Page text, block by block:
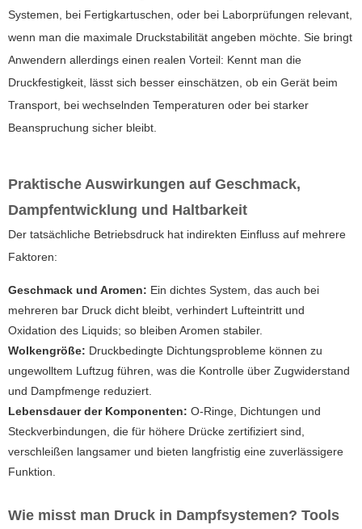
Systemen, bei Fertigkartuschen, oder bei Laborprüfungen relevant,
wenn man die maximale Druckstabilität angeben möchte. Sie bringt
Anwendern allerdings einen realen Vorteil: Kennt man die
Druckfestigkeit, lässt sich besser einschätzen, ob ein Gerät beim
Transport, bei wechselnden Temperaturen oder bei starker
Beanspruchung sicher bleibt.
Praktische Auswirkungen auf Geschmack,
Dampfentwicklung und Haltbarkeit
Der tatsächliche Betriebsdruck hat indirekten Einfluss auf mehrere
Faktoren:
Geschmack und Aromen: Ein dichtes System, das auch bei
mehreren bar Druck dicht bleibt, verhindert Lufteintritt und
Oxidation des Liquids; so bleiben Aromen stabiler.
Wolkengröße: Druckbedingte Dichtungsprobleme können zu
ungewolltem Luftzug führen, was die Kontrolle über Zugwiderstand
und Dampfmenge reduziert.
Lebensdauer der Komponenten: O-Ringe, Dichtungen und
Steckverbindungen, die für höhere Drücke zertifiziert sind,
verschleißen langsamer und bieten langfristig eine zuverlässigere
Funktion.
Wie misst man Druck in Dampfsystemen? Tools